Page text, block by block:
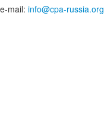
e-mail: info@cpa-russia.org